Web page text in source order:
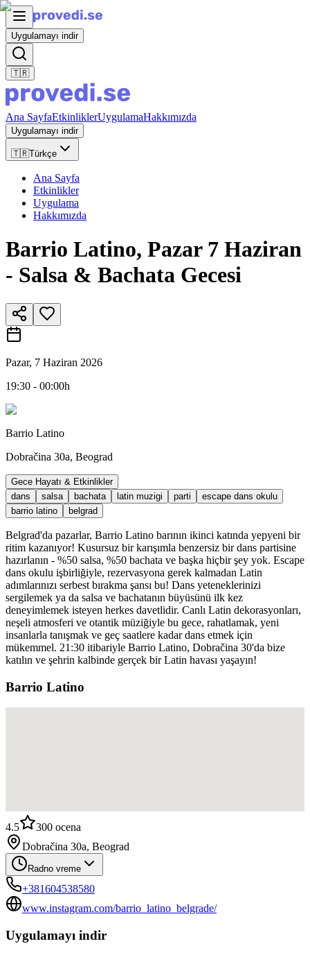
Uygulamayı indir
🇹🇷
Ana SayfaEtkinliklerUygulamaHakkımızda
Uygulamayı indir
🇹🇷Türkçe
Ana Sayfa
Etkinlikler
Uygulama
Hakkımızda
Barrio Latino, Pazar 7 Haziran
- Salsa & Bachata Gecesi
Pazar, 7 Haziran 2026
19:30 - 00:00h
Barrio Latino
Dobračina 30a, Beograd
Gece Hayatı & Etkinlikler
dans
salsa bachata latin muzigi parti
escape dans okulu
barrio latino
belgrad
Belgrad'da pazarlar, Barrio Latino barının ikinci katında yepyeni bir
ritim kazanıyor! Kusursuz bir karışımla benzersiz bir dans partisine
hazırlanın - %50 salsa, %50 bachata ve başka hiçbir şey yok. Escape
dans okulu işbirliğiyle, rezervasyona gerek kalmadan Latin
adımlarınızı serbest bırakma şansı bu! Dans yeteneklerinizi
sergilemek ya da salsa ve bachatanın büyüsünü ilk kez
deneyimlemek isteyen herkes davetlidir. Canlı Latin dekorasyonları,
neşeli atmosferi ve otantik müziğiyle bu gece, rahatlamak, yeni
insanlarla tanışmak ve geç saatlere kadar dans etmek için
mükemmel. 21:30 itibariyle Barrio Latino, Dobračina 30'da bize
katılın ve şehrin kalbinde gerçek bir Latin havası yaşayın!
Barrio Latino
4.5 300 ocena
Dobračina 30a, Beograd
Radno vreme
+381604538580
www.instagram.com/barrio_latino_belgrade/
Uygulamayı indir